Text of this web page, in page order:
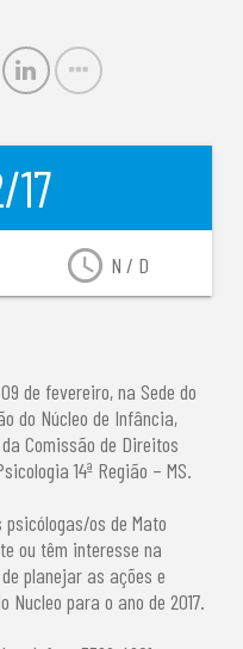
access_time N / D
de fevereiro, na Sede do
do Núcleo de Infância,
Comissão de Direitos
14ª Região – MS.
os de Mato
ou têm interesse na
planejar as ações e
para o ano de 2017.